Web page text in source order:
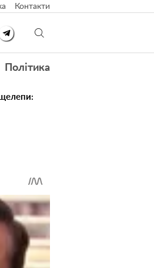
Контакти
Політика